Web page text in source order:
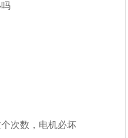
次数，电机必坏